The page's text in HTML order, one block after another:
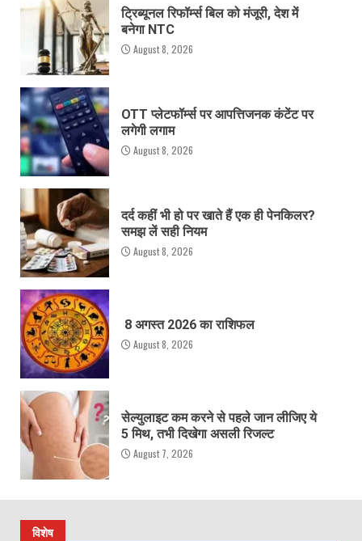
ट्रिब्यूनल रिफॉर्म्स बिल को मंजूरी, देश में
बनेगा NTC
August 8, 2026
OTT प्लेटफॉर्म्स पर आपत्तिजनक कंटेंट पर
लगेगी लगाम
August 8, 2026
दर्द कहीं भी हो पर खाते हैं एक ही पेनकिलर?
समझ लें सही नियम
August 8, 2026
8 अगस्त 2026 का राशिफल
August 8, 2026
सेल्युलाइट कम करने से पहले जान लीजिए ये
5 मिथ, तभी दिखेगा असली रिजल्ट
August 7, 2026
विशेष